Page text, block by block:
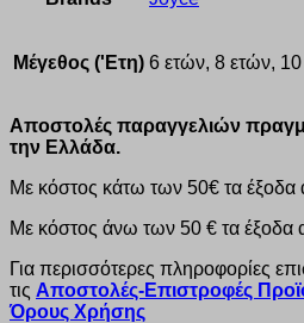
Μέγεθος ('Ετη) 6 ετών, 8 ετών,
Αποστολές παραγγελιών
την Ελλάδα.
Με κόστος κάτω των 50€ τα έξοδα
Με κόστος άνω των 50 € τα έξοδα
Για περισσότερες πληροφορίες
τις Αποστολές-Επιστροφές
Όρους Χρήσης